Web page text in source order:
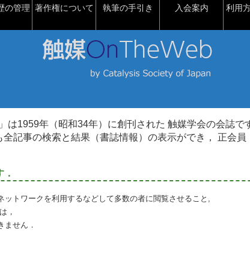
の管理 著作権について 執筆の手引き 入会案内 利用
は1959年（昭和34年）に創刊された 触媒学会の会誌で
記事の検索と結果（書誌情報）の表示ができ， 正会
ットワークを利用するなどして多数の者に閲覧させること,
，
ません．